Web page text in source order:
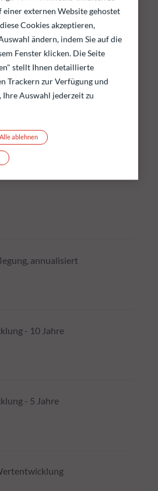
zum 05.08.2026
annualisiert
- 10 Jahre
- 5 Jahre
einer externen Website gehostet
Cookies akzeptieren,
ändern, indem Sie auf die
Fenster klicken. Die Seite
stellt Ihnen detaillierte
Trackern zur Verfügung und
Auswahl jederzeit zu
Alle ablehnen